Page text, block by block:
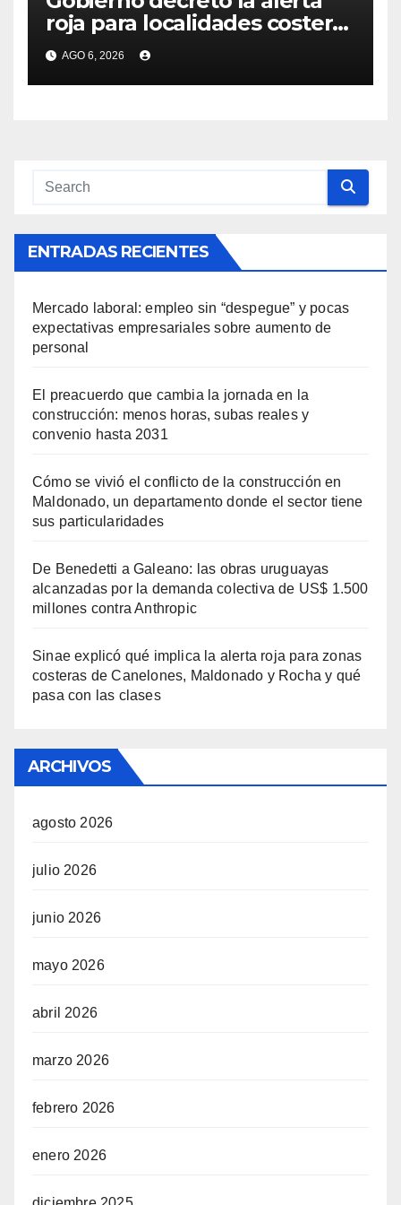
roja para localidades costeras
de Canelones, Maldonado y
Rocha ante la llegada del
ciclón extratropical
AGO 6, 2026
ENTRADAS RECIENTES
Mercado laboral: empleo sin “despegue” y pocas
expectativas empresariales sobre aumento de
personal
El preacuerdo que cambia la jornada en la
construcción: menos horas, subas reales y
convenio hasta 2031
Cómo se vivió el conflicto de la construcción en
Maldonado, un departamento donde el sector tiene
sus particularidades
De Benedetti a Galeano: las obras uruguayas
alcanzadas por la demanda colectiva de US$ 1.500
millones contra Anthropic
Sinae explicó qué implica la alerta roja para zonas
costeras de Canelones, Maldonado y Rocha y qué
pasa con las clases
ARCHIVOS
agosto 2026
julio 2026
junio 2026
mayo 2026
abril 2026
marzo 2026
febrero 2026
enero 2026